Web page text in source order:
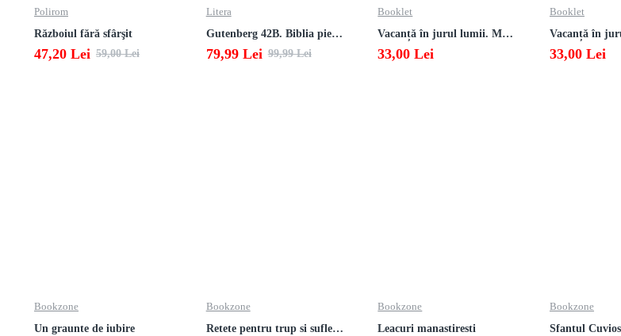
Polirom
Războiul fără sfârşit
47,20 Lei 59,00 Lei
Litera
Gutenberg 42B. Biblia pierduta
79,99 Lei 99,99 Lei
Booklet
Vacanță în jurul lumii. Matematică clasa a VII-a – EDIȚIA 2026
33,00 Lei
Booklet
33,00 Lei
Bookzone
Un graunte de iubire
Bookzone
Retete pentru trup si suflet din bucataria manastirii
Bookzone
Leacuri manastiresti
Bookzone